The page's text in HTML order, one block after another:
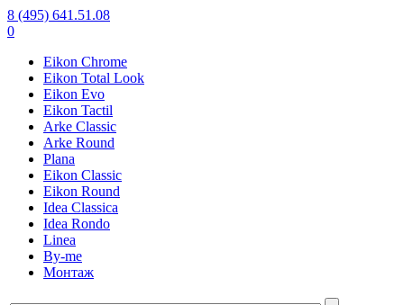
8 (495) 641.51.08
0
Eikon Chrome
Eikon Total Look
Eikon Evo
Eikon Tactil
Arke Classic
Arke Round
Plana
Eikon Classic
Eikon Round
Idea Classica
Idea Rondo
Linea
By-me
Монтаж